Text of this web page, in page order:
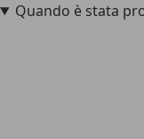
Quando è stata